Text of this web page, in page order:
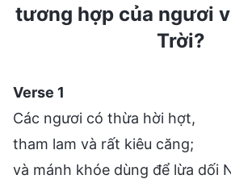
tương hợp của ngươi
Trời?
Verse 1
Các ngươi có thừa hời hợt,
tham lam và rất kiêu căng;
và mánh khóe dùng để lừa dối